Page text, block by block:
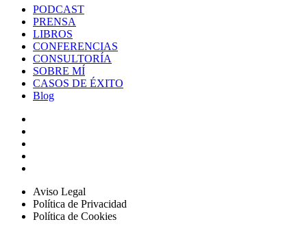
PODCAST
PRENSA
LIBROS
CONFERENCIAS
CONSULTORÍA
SOBRE MÍ
CASOS DE ÉXITO
Blog
Aviso Legal
Política de Privacidad
Política de Cookies